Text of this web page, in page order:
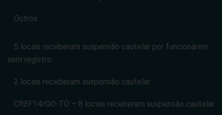
Outros
5 locais receberam suspensão cautelar por funcionarem
sem registro
2 locais receberam suspensão cautelar
CREF14/GO-TO – 8 locais receberam suspensão cautelar